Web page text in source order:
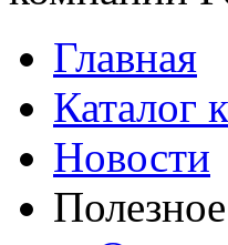
Главная
Каталог
Новости
Полезное